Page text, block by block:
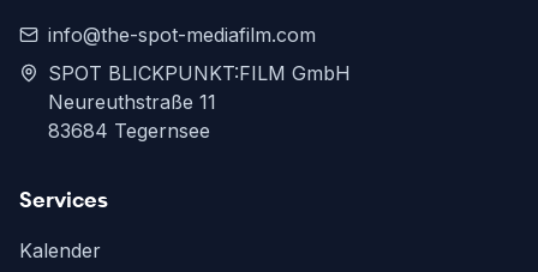
info@the-spot-mediafilm.com
SPOT BLICKPUNKT:FILM GmbH
Neureuthstraße 11
83684 Tegernsee
Services
Kalender